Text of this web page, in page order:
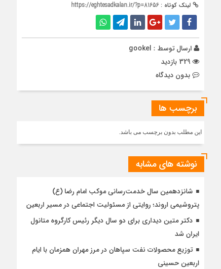
لینک کوتاه : https://eghtesadkalan.ir/?p=81656
ارسال توسط : gookel
بدون دیدگاه
برچسب ها
این مطلب بدون برچسب می باشد.
نوشته های مشابه
شانزدهمین سال خدمت‌رسانی موکب امام رضا (ع)
پتروشیمی اروند؛ روایتی از مسئولیت اجتماعی در مسیر اربعین
دکتر متین دیداری برای دو سال دیگر رئیس کارگروه متانول
ایران شد
توزیع محصولات نفت سپاهان در مرز مهران همزمان با ایام
اربعین حسینی